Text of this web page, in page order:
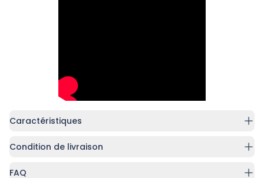
Caractéristiques
Condition de livraison
FAQ